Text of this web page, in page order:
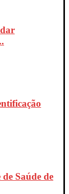
Saúde de